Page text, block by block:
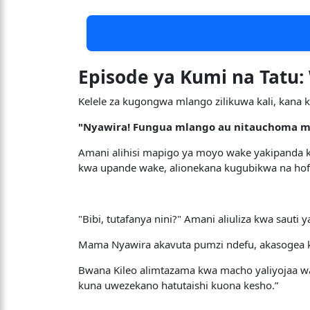
Episode ya Kumi na
Kelele za kugongwa mlango zilikuwa kali,
"Nyawira! Fungua mlango au nitauchoma
Amani alihisi mapigo ya moyo wake yakipanda
kwa upande wake, alionekana kugubikwa na
"Bibi, tutafanya nini?" Amani aliuliza kwa sauti
Mama Nyawira akavuta pumzi ndefu,
Bwana Kileo alimtazama kwa macho yaliyojaa
kuna uwezekano hatutaishi kuona kesho.”